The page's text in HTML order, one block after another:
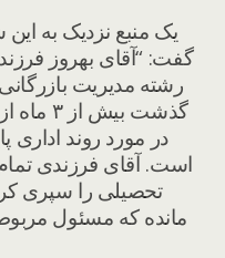
یک منبع نزدیک به این
گفت: “آقای بهروز
رشته مدیریت
گذشت
در مورد روند
است. آقای فرزندی
تحصیلی را سپری
مانده که مسئول